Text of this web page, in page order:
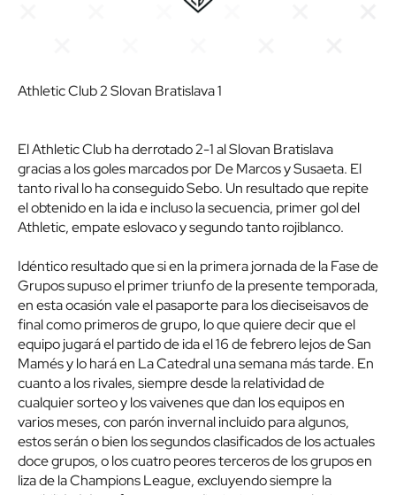
Athletic Club 2 Slovan Bratislava 1
El Athletic Club ha derrotado 2-1 al Slovan Bratislava
gracias a los goles marcados por De Marcos y Susaeta. El
tanto rival lo ha conseguido Sebo. Un resultado que repite
el obtenido en la ida e incluso la secuencia, primer gol del
Athletic, empate eslovaco y segundo tanto rojiblanco.
Idéntico resultado que si en la primera jornada de la Fase de
Grupos supuso el primer triunfo de la presente temporada,
en esta ocasión vale el pasaporte para los dieciseisavos de
final como primeros de grupo, lo que quiere decir que el
equipo jugará el partido de ida el 16 de febrero lejos de San
Mamés y lo hará en La Catedral una semana más tarde. En
cuanto a los rivales, siempre desde la relatividad de
cualquier sorteo y los vaivenes que dan los equipos en
varios meses, con parón invernal incluido para algunos,
estos serán o bien los segundos clasificados de los actuales
doce grupos, o los cuatro peores terceros de los grupos en
liza de la Champions League, excluyendo siempre la